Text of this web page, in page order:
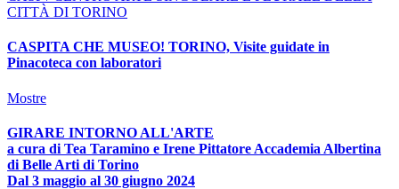
CITTÀ DI TORINO
CASPITA CHE MUSEO! TORINO, Visite guidate in
Pinacoteca con laboratori
Mostre
GIRARE INTORNO ALL'ARTE
a cura di Tea Taramino e Irene Pittatore Accademia Albertina
di Belle Arti di Torino
Dal 3 maggio al 30 giugno 2024